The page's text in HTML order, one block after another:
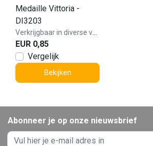
Medaille Vittoria -
DI3203
EUR 0,85
Vergelijk
Bekijken
Abonneer je op onze nieuwsbrief